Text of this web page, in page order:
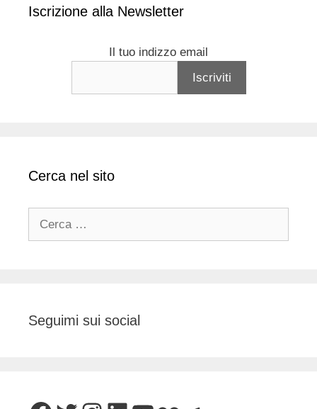
Iscrizione alla Newsletter
Il tuo indizzo email
Cerca nel sito
Seguimi sui social